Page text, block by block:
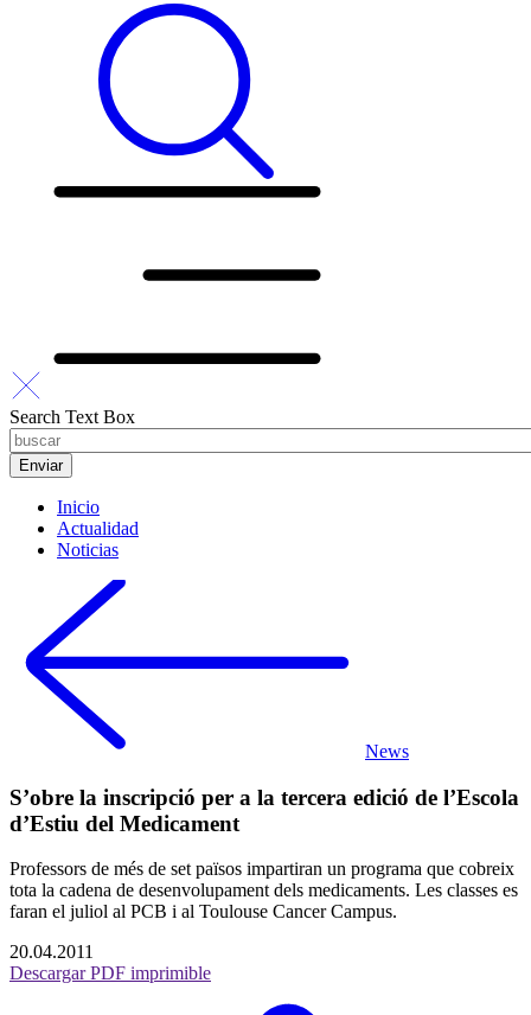
Search Text Box
Inicio
Actualidad
Noticias
News
S’obre la inscripció per a la tercera edició de l’Escola
d’Estiu del Medicament
Professors de més de set països impartiran un programa que cobreix
tota la cadena de desenvolupament dels medicaments. Les classes es
faran el juliol al PCB i al Toulouse Cancer Campus.
20.04.2011
Descargar PDF imprimible